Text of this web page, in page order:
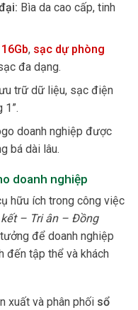
Bìa da cao cấp, tinh
, sạc dự phòng
đa dạng.
trữ dữ liệu, sạc điện
1”.
doanh nghiệp được
bá dài lâu.
doanh nghiệp
hữu ích trong công việc
kết – Tri ân – Đồng
để doanh nghiệp
đến tập thể và khách
xuất và phân phối sổ